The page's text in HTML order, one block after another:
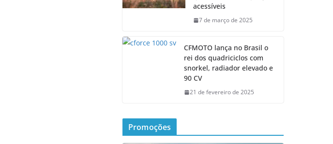
acessíveis
7 de março de 2025
CFMOTO lança no Brasil o
rei dos quadriciclos com
snorkel, radiador elevado e
90 CV
21 de fevereiro de 2025
Promoções